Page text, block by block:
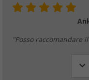
"Posso raccomandare